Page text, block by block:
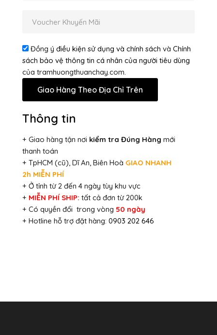
Đồng ý điều kiện sử dụng và chính sách và Chính
sách bảo vệ thông tin cá nhân của người tiêu dùng
của tramhuongthuanchay.com.
Thông tin
+ Giao hàng tận nơi kiểm tra Đúng Hàng mới
thanh toán
+ TpHCM (cũ), Dĩ An, Biên Hoà GIAO NHANH
2h MIỄN PHÍ
+ Ở tỉnh từ 2 đến 4 ngày tùy khu vực
+ MIỄN PHÍ SHIP: tất cả đơn từ 200k
+ Có quyền đổi trong vòng 50 ngày
+ Hotline hỗ trợ đặt hàng: 0903 202 646